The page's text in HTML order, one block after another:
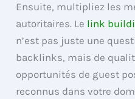
Ensuite, multipliez les
autoritaires. Le link
n’est pas juste une
backlinks, mais de
opportunités de guest
reconnus dans votre